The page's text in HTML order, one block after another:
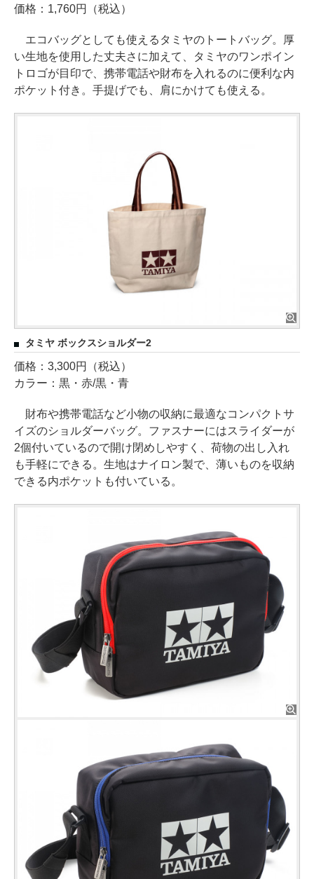
価格：1,760円（税込）
エコバッグとしても使えるタミヤのトートバッグ。厚
い生地を使用した丈夫さに加えて、タミヤのワンポイン
トロゴが目印で、携帯電話や財布を入れるのに便利な内
ポケット付き。手提げでも、肩にかけても使える。
タミヤ ボックスショルダー2
価格：3,300円（税込）
カラー：黒・赤/黒・青
財布や携帯電話など小物の収納に最適なコンパクトサ
イズのショルダーバッグ。ファスナーにはスライダーが
2個付いているので開け閉めしやすく、荷物の出し入れ
も手軽にできる。生地はナイロン製で、薄いものを収納
できる内ポケットも付いている。